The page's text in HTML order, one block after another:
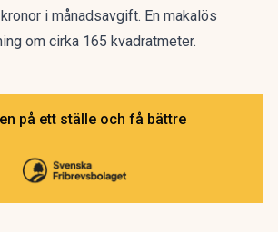
i månadsavgift. En makalös
om cirka 165 kvadratmeter.
på ett ställe och få bättre